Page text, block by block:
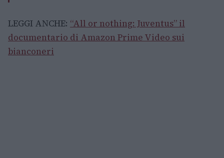
LEGGI ANCHE: “All or nothing: Juventus” il
documentario di Amazon Prime Video sui
bianconeri